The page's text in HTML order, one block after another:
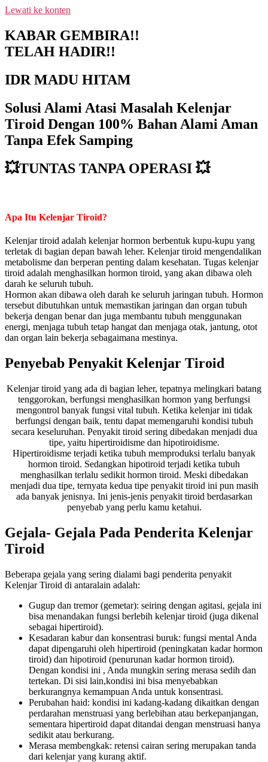
Lewati ke konten
KABAR GEMBIRA!!
TELAH HADIR!!
IDR MADU HITAM
Solusi Alami Atasi Masalah Kelenjar
Tiroid Dengan 100% Bahan Alami Aman
Tanpa Efek Samping
💥TUNTAS TANPA OPERASI 💥
Apa Itu Kelenjar Tiroid?
Kelenjar tiroid adalah kelenjar hormon berbentuk kupu-kupu yang
terletak di bagian depan bawah leher. Kelenjar tiroid mengendalikan
metabolisme dan berperan penting dalam kesehatan. Tugas kelenjar
tiroid adalah menghasilkan hormon tiroid, yang akan dibawa oleh
darah ke seluruh tubuh.
Hormon akan dibawa oleh darah ke seluruh jaringan tubuh. Hormon
tersebut dibutuhkan untuk memastikan jaringan dan organ tubuh
bekerja dengan benar dan juga membantu tubuh menggunakan
energi, menjaga tubuh tetap hangat dan menjaga otak, jantung, otot
dan organ lain bekerja sebagaimana mestinya.
Penyebab Penyakit Kelenjar Tiroid​
Kelenjar tiroid yang ada di bagian leher, tepatnya melingkari batang
tenggorokan, berfungsi menghasilkan hormon yang berfungsi
mengontrol banyak fungsi vital tubuh. Ketika kelenjar ini tidak
berfungsi dengan baik, tentu dapat memengaruhi kondisi tubuh
secara keseluruhan. Penyakit tiroid sering dibedakan menjadi dua
tipe, yaitu hipertiroidisme dan hipotiroidisme.
Hipertiroidisme terjadi ketika tubuh memproduksi terlalu banyak
hormon tiroid. Sedangkan hipotiroid terjadi ketika tubuh
menghasilkan terlalu sedikit hormon tiroid. Meski dibedakan
menjadi dua tipe, ternyata kedua tipe penyakit tiroid ini pun masih
ada banyak jenisnya. Ini jenis-jenis penyakit tiroid berdasarkan
penyebab yang perlu kamu ketahui.
Gejala- Gejala Pada Penderita Kelenjar
Tiroid
Beberapa gejala yang sering dialami bagi penderita penyakit
Kelenjar Tiroid di antaralain adalah:
Gugup dan tremor (gemetar): seiring dengan agitasi, gejala ini
bisa menandakan fungsi berlebih kelenjar tiroid (juga dikenal
sebagai hipertiroid).
Kesadaran kabur dan konsentrasi buruk: fungsi mental Anda
dapat dipengaruhi oleh hipertiroid (peningkatan kadar hormon
tiroid) dan hipotiroid (penurunan kadar hormon tiroid).
Dengan kondisi ini , Anda mungkin sering merasa sedih dan
tertekan. Di sisi lain,kondisi ini bisa menyebabkan
berkurangnya kemampuan Anda untuk konsentrasi.
Perubahan haid: kondisi ini kadang-kadang dikaitkan dengan
perdarahan menstruasi yang berlebihan atau berkepanjangan,
sementara hipertiroid dapat ditandai dengan menstruasi hanya
sedikit atau berkurang.
Merasa membengkak: retensi cairan sering merupakan tanda
dari kelenjar yang kurang aktif.
NEW PROMO !! BAYAR SETELAH
INDONESIA KLIK PESAN SEKARANG
(NON COD - TRANSFER SETELAH